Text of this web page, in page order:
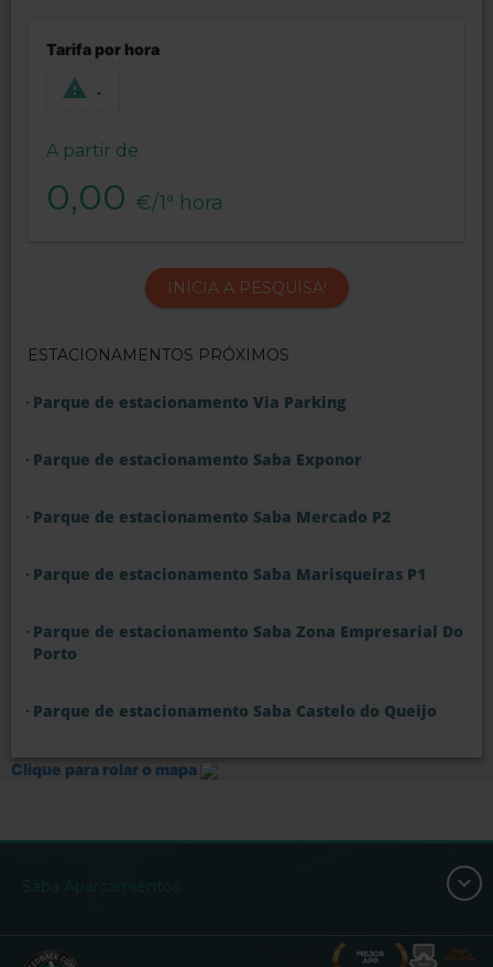
Tarifa por hora
.
A partir de
0,00 €/1ª hora
INICIA A PESQUISA!
ESTACIONAMENTOS PRÓXIMOS
Parque de estacionamento Via Parking
Parque de estacionamento Saba Exponor
Parque de estacionamento Saba Mercado P2
Parque de estacionamento Saba Marisqueiras P1
Parque de estacionamento Saba Zona Empresarial Do
Porto
Parque de estacionamento Saba Castelo do Queijo
Clique para rolar o mapa